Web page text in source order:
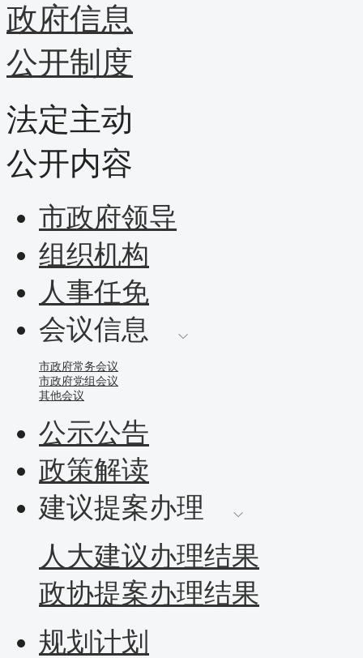
政府信息
公开制度
法定主动
公开内容
市政府领导
组织机构
人事任免
会议信息
市政府常务会议
市政府党组会议
其他会议
公示公告
政策解读
建议提案办理
人大建议办理结果
政协提案办理结果
规划计划